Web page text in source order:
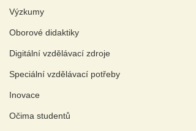
Výzkumy
Oborové didaktiky
Digitální vzdělávací zdroje
Speciální vzdělávací potřeby
Inovace
Očima studentů